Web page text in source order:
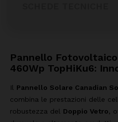
Pannello
460Wp TopHiKu6:
Il Pannello Solare Canadian
combina le prestazioni delle
robustezza del Doppio Vetro ,